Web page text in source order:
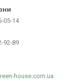
05-14
92-89
house.com.ua